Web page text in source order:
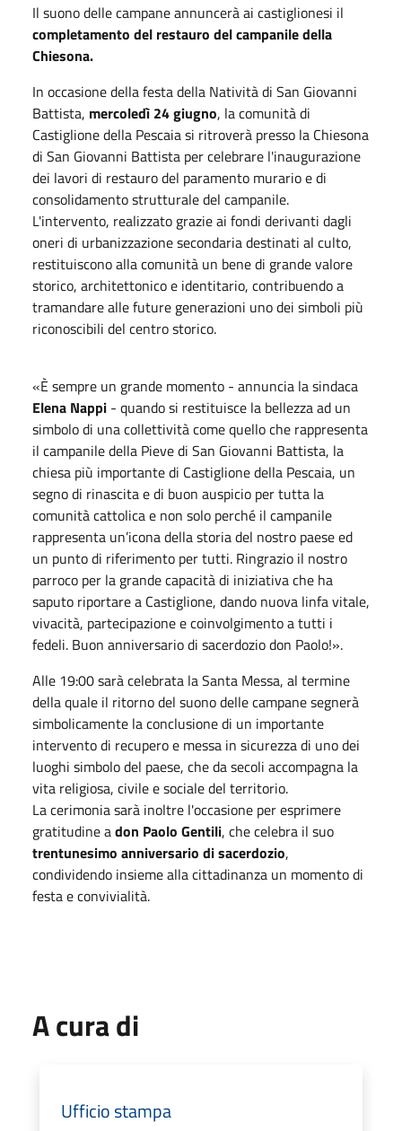
Il suono delle campane annuncerà ai castiglionesi il
completamento del restauro del campanile della
Chiesona.
In occasione della festa della Natività di San Giovanni
Battista, mercoledì 24 giugno, la comunità di
Castiglione della Pescaia si ritroverà presso la Chiesona
di San Giovanni Battista per celebrare l'inaugurazione
dei lavori di restauro del paramento murario e di
consolidamento strutturale del campanile.
L'intervento, realizzato grazie ai fondi derivanti dagli
oneri di urbanizzazione secondaria destinati al culto,
restituiscono alla comunità un bene di grande valore
storico, architettonico e identitario, contribuendo a
tramandare alle future generazioni uno dei simboli più
riconoscibili del centro storico.
«È sempre un grande momento - annuncia la sindaca
Elena Nappi - quando si restituisce la bellezza ad un
simbolo di una collettività come quello che rappresenta
il campanile della Pieve di San Giovanni Battista, la
chiesa più importante di Castiglione della Pescaia, un
segno di rinascita e di buon auspicio per tutta la
comunità cattolica e non solo perché il campanile
rappresenta un’icona della storia del nostro paese ed
un punto di riferimento per tutti. Ringrazio il nostro
parroco per la grande capacità di iniziativa che ha
saputo riportare a Castiglione, dando nuova linfa vitale,
vivacità, partecipazione e coinvolgimento a tutti i
fedeli. Buon anniversario di sacerdozio don Paolo!».
Alle 19:00 sarà celebrata la Santa Messa, al termine
della quale il ritorno del suono delle campane segnerà
simbolicamente la conclusione di un importante
intervento di recupero e messa in sicurezza di uno dei
luoghi simbolo del paese, che da secoli accompagna la
vita religiosa, civile e sociale del territorio.
La cerimonia sarà inoltre l'occasione per esprimere
gratitudine adon Paolo Gentili, che celebra il suo
trentunesimo anniversario di sacerdozio,
condividendo insieme alla cittadinanza un momento di
festa e convivialità.
A cura di
Ufficio stampa